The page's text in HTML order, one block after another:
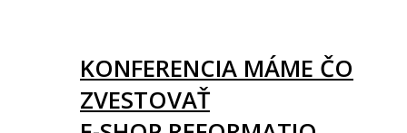
KONFERENCIA MÁME ČO
ZVESTOVAŤ